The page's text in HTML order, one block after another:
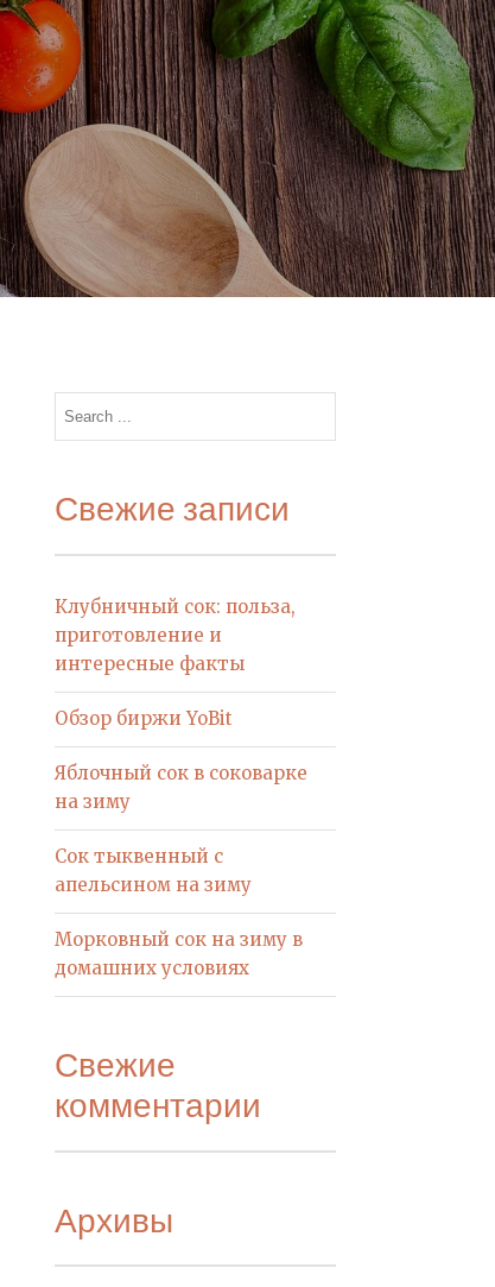
Search
Свежие записи
Клубничный сок: польза,
приготовление и
интересные факты
Обзор биржи YoBit
Яблочный сок в соковарке
на зиму
Сок тыквенный с
апельсином на зиму
Морковный сок на зиму в
домашних условиях
Свежие
комментарии
Архивы